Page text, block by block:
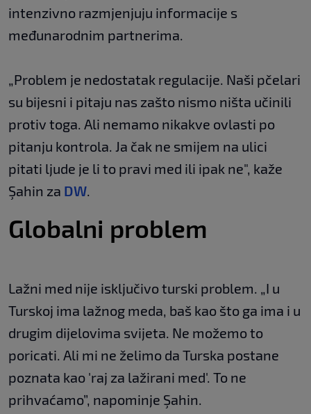
intenzivno razmjenjuju informacije s
međunarodnim partnerima.
„Problem je nedostatak regulacije. Naši pčelari
su bijesni i pitaju nas zašto nismo ništa učinili
protiv toga. Ali nemamo nikakve ovlasti po
pitanju kontrola. Ja čak ne smijem na ulici
pitati ljude je li to pravi med ili ipak ne", kaže
Şahin za DW.
Globalni problem
Lažni med nije isključivo turski problem. „I u
Turskoj ima lažnog meda, baš kao što ga ima i u
drugim dijelovima svijeta. Ne možemo to
poricati. Ali mi ne želimo da Turska postane
poznata kao 'raj za lažirani med'. To ne
prihvaćamo”, napominje Şahin.